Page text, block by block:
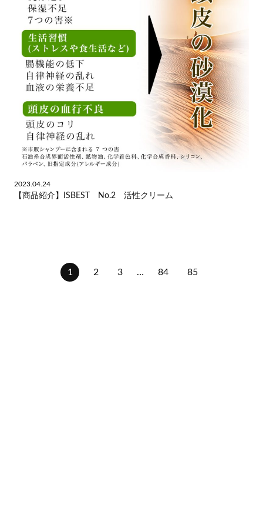
2023.04.24
【商品紹介】ISBEST No.2 活性クリーム
1 2 3 … 84 85